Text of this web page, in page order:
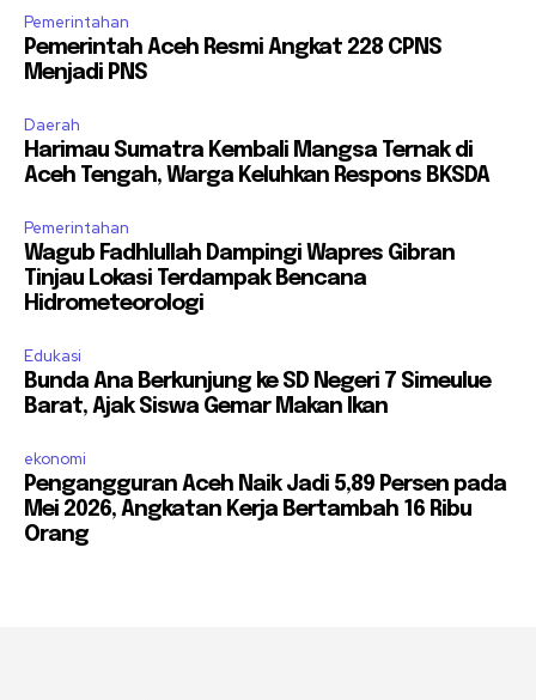
Pemerintahan
Pemerintah Aceh Resmi Angkat 228 CPNS
Menjadi PNS
Daerah
Harimau Sumatra Kembali Mangsa Ternak di
Aceh Tengah, Warga Keluhkan Respons BKSDA
Pemerintahan
Wagub Fadhlullah Dampingi Wapres Gibran
Tinjau Lokasi Terdampak Bencana
Hidrometeorologi
Edukasi
Bunda Ana Berkunjung ke SD Negeri 7 Simeulue
Barat, Ajak Siswa Gemar Makan Ikan
ekonomi
Pengangguran Aceh Naik Jadi 5,89 Persen pada
Mei 2026, Angkatan Kerja Bertambah 16 Ribu
Orang